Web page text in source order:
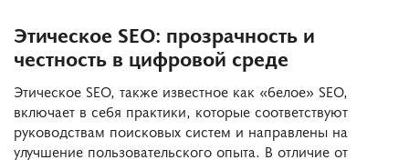
Этическое SEO: прозрачность и
честность в цифровой среде
Этическое SEO, также известное как «белое» SEO,
включает в себя практики, которые соответствуют
руководствам поисковых систем и направлены на
улучшение пользовательского опыта. В отличие от